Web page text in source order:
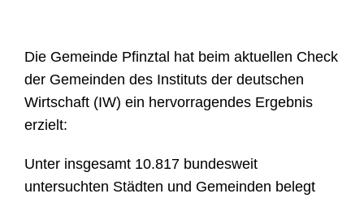
Die Gemeinde Pfinztal hat beim aktuellen Check
der Gemeinden des Instituts der deutschen
Wirtschaft (IW) ein hervorragendes Ergebnis
erzielt:
Unter insgesamt 10.817 bundesweit
untersuchten Städten und Gemeinden belegt